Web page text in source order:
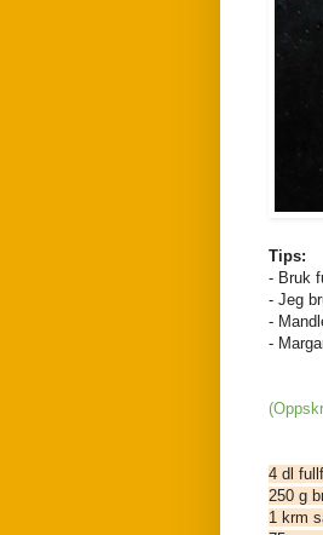
Tips:
- Bruk
- Jeg
-
-
4 dl
250 g
1 krm